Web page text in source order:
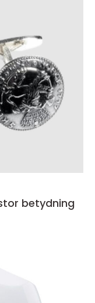
stor betydning